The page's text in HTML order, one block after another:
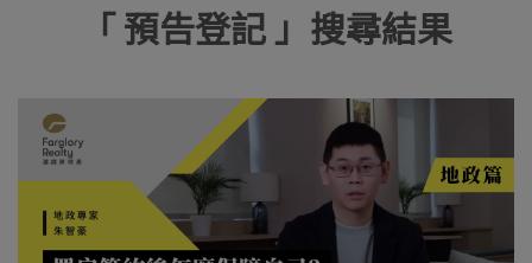
「 預告登記 」搜尋結果